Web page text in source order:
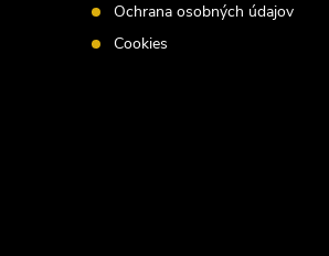
Ochrana osobných údajov
Cookies